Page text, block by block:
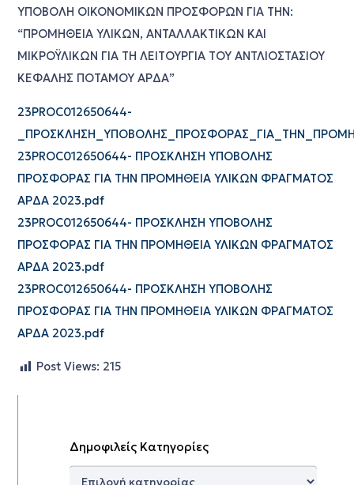
ΥΠΟΒΟΛΗ ΟΙΚΟΝΟΜΙΚΩΝ ΠΡΟΣΦΟΡΩΝ ΓΙΑ ΤΗΝ:
“ΠΡΟΜΗΘΕΙΑ ΥΛΙΚΩΝ, ΑΝΤΑΛΛΑΚΤΙΚΩΝ ΚΑΙ
ΜΙΚΡΟΫΛΙΚΩΝ ΓΙΑ ΤΗ ΛΕΙΤΟΥΡΓΙΑ ΤΟΥ ΑΝΤΛΙΟΣΤΑΣΙΟΥ
ΚΕΦΑΛΗΣ ΠΟΤΑΜΟΥ ΑΡΔΑ”
23PROC012650644-
23PROC012650644- ΠΡΟΣΚΛΗΣΗ ΥΠΟΒΟΛΗΣ
ΠΡΟΣΦΟΡΑΣ ΓΙΑ ΤΗΝ ΠΡΟΜΗΘΕΙΑ ΥΛΙΚΩΝ ΦΡΑΓΜΑΤΟΣ
ΑΡΔΑ 2023.pdf
23PROC012650644- ΠΡΟΣΚΛΗΣΗ ΥΠΟΒΟΛΗΣ
ΠΡΟΣΦΟΡΑΣ ΓΙΑ ΤΗΝ ΠΡΟΜΗΘΕΙΑ ΥΛΙΚΩΝ ΦΡΑΓΜΑΤΟΣ
ΑΡΔΑ 2023.pdf
23PROC012650644- ΠΡΟΣΚΛΗΣΗ ΥΠΟΒΟΛΗΣ
ΠΡΟΣΦΟΡΑΣ ΓΙΑ ΤΗΝ ΠΡΟΜΗΘΕΙΑ ΥΛΙΚΩΝ ΦΡΑΓΜΑΤΟΣ
ΑΡΔΑ 2023.pdf
Post Views: 215
Δημοφιλείς Κατηγορίες
Δημοφιλείς